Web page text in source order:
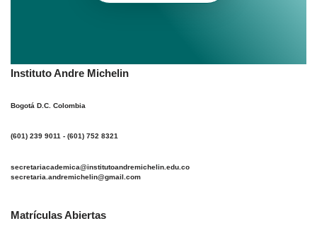
Instituto Andre Michelin
Bogotá D.C. Colombia
(601) 239 9011 - (601) 752 8321
secretariacademica@institutoandremichelin.edu.co
secretaria.andremichelin@gmail.com
Matrículas Abiertas